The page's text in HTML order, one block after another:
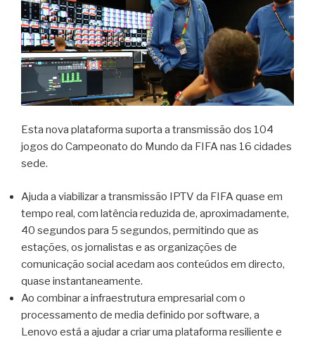
Esta nova plataforma suporta a transmissão dos 104
jogos do Campeonato do Mundo da FIFA nas 16 cidades
sede.
Ajuda a viabilizar a transmissão IPTV da FIFA quase em
tempo real, com latência reduzida de, aproximadamente,
40 segundos para 5 segundos, permitindo que as
estações, os jornalistas e as organizações de
comunicação social acedam aos conteúdos em directo,
quase instantaneamente.
Ao combinar a infraestrutura empresarial com o
processamento de media definido por software, a
Lenovo está a ajudar a criar uma plataforma resiliente e